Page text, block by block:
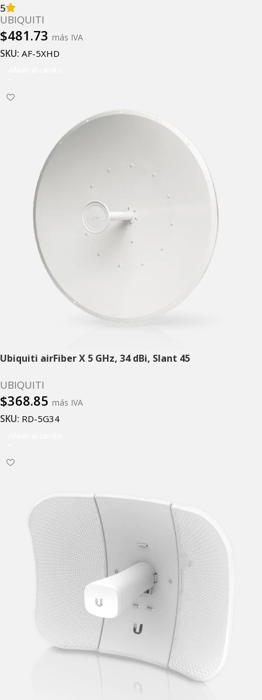
5
UBIQUITI
$481.73 más IVA
SKU: AF-5XHD
Ubiquiti airFiber X 5 GHz, 34 dBi, Slant 45
UBIQUITI
$368.85 más IVA
SKU: RD-5G34